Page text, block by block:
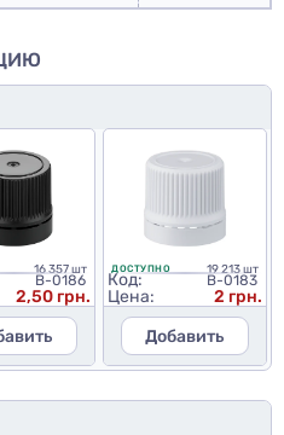
16 357 шт
B-0186
2,50 грн.
ДОСТУПНО 19 213 шт
Код: B-0183
Цена:
2 грн.
Добавить